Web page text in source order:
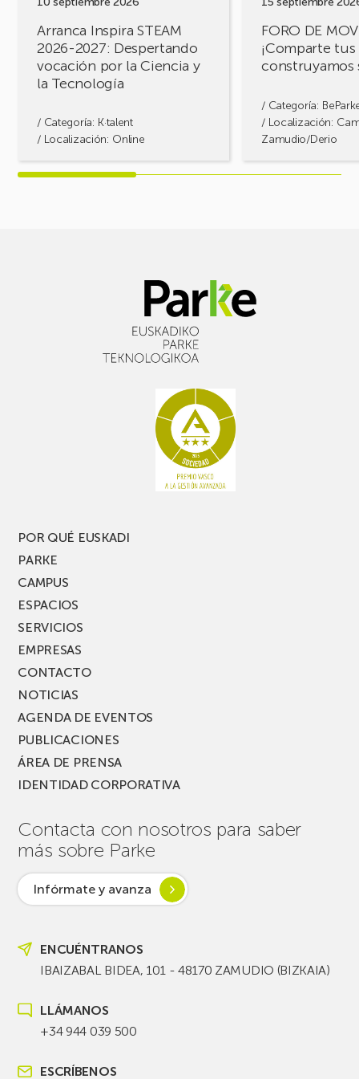
Arranca Inspira STEAM
2026-2027: Despertando
vocación por la Ciencia y
la Tecnología
/ Categoría: K·talent
/ Localización: Online
Ciencia
Tecnología
FORO DE
¡Comparte
construyamos
/ Categoría:
/ Localización:
Zamudio/Derio
POR QUÉ EUSKADI
PARKE
CAMPUS
ESPACIOS
SERVICIOS
EMPRESAS
CONTACTO
NOTICIAS
AGENDA DE EVENTOS
PUBLICACIONES
ÁREA DE PRENSA
IDENTIDAD CORPORATIVA
Contacta con nosotros para saber
más sobre Parke
Infórmate y avanza
ENCUÉNTRANOS
IBAIZABAL BIDEA, 101 - 48170 ZAMUDIO (BIZKAIA)
LLÁMANOS
+34 944 039 500
ESCRÍBENOS